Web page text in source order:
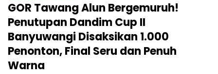
GOR Tawang Alun Bergemuruh!
Penutupan Dandim Cup II
Banyuwangi Disaksikan 1.000
Penonton, Final Seru dan Penuh
Warna